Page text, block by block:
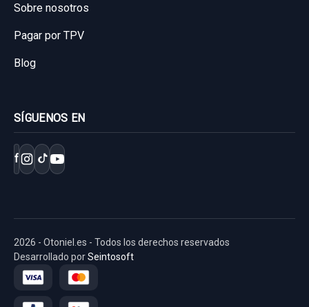
Sobre nosotros
Pagar por TPV
Blog
SÍGUENOS EN
f
2026 - Otoniel.es - Todos los derechos reservados
Desarrollado porSeintosoft